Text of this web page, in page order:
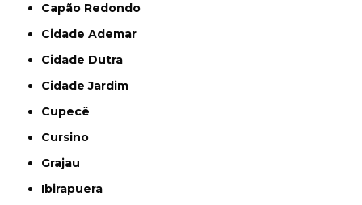
Capão Redondo
Cidade Ademar
Cidade Dutra
Cidade Jardim
Cupecê
Cursino
Grajau
Ibirapuera